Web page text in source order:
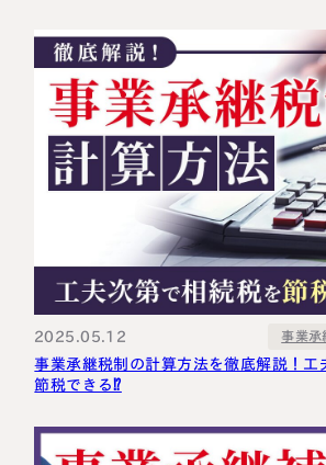
2025.05.12 事業承
事業承継税制の計算方法を徹底解説！工
節税できる⁉